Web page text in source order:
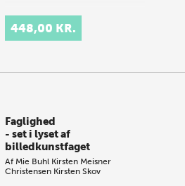
448,00 KR.
Faglighed
- set i lyset af
billedkunstfaget
Af Mie Buhl Kirsten Meisner
Christensen Kirsten Skov